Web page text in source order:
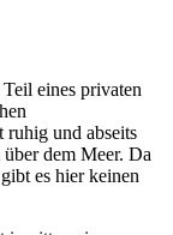
eines privaten
ruhig und abseits
dem Meer. Da
es hier keinen